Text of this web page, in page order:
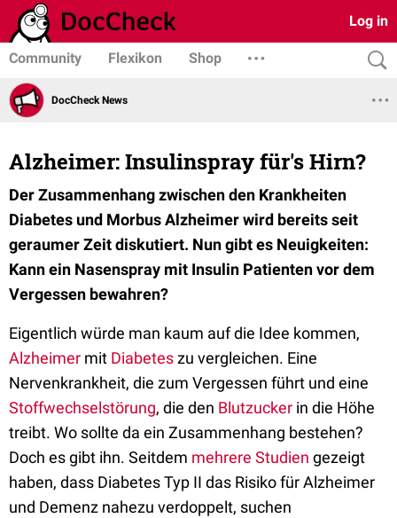
Log in
Community Flexikon Shop
DocCheck News
Alzheimer: Insulinspray für's Hirn?
Der Zusammenhang zwischen den Krankheiten
Diabetes und Morbus Alzheimer wird bereits seit
geraumer Zeit diskutiert. Nun gibt es Neuigkeiten:
Kann ein Nasenspray mit Insulin Patienten vor dem
Vergessen bewahren?
Eigentlich würde man kaum auf die Idee kommen,
Alzheimer mit Diabeteszu vergleichen. Eine
Nervenkrankheit, die zum Vergessen führt und eine
Stoffwechselstörung, die den Blutzucker in die Höhe
treibt. Wo sollte da ein Zusammenhang bestehen?
Doch es gibt ihn. Seitdem mehrere Studien gezeigt
haben, dass Diabetes Typ II das Risiko für Alzheimer
und Demenz nahezu verdoppelt, suchen